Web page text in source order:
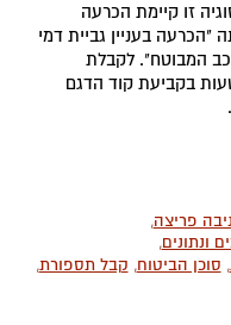
זו קיימת הכרעה
בעניין גביית דמי
המבוטח". לקבלת
בקביעת קוד הדגם
פריצה,
ונתונים,
, סוכן הביטוח, קבל תספורת,